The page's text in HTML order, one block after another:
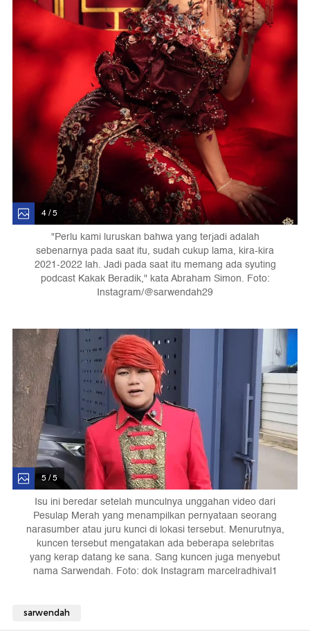
4 / 5
"Perlu kami luruskan bahwa yang terjadi adalah
sebenarnya pada saat itu, sudah cukup lama, kira-kira
2021-2022 lah. Jadi pada saat itu memang ada syuting
podcast Kakak Beradik," kata Abraham Simon. Foto:
Instagram/@sarwendah29
5 / 5
Isu ini beredar setelah munculnya unggahan video dari
Pesulap Merah yang menampilkan pernyataan seorang
narasumber atau juru kunci di lokasi tersebut. Menurutnya,
kuncen tersebut mengatakan ada beberapa selebritas
yang kerap datang ke sana. Sang kuncen juga menyebut
nama Sarwendah. Foto: dok Instagram marcelradhival1
sarwendah